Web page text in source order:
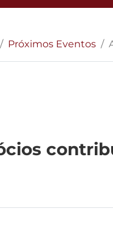
Próximos Eventos